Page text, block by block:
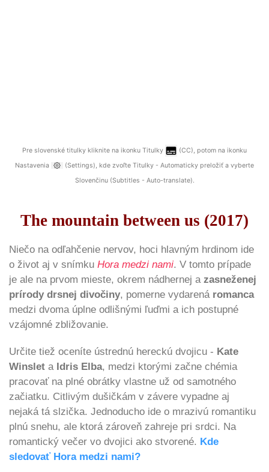
Pre slovenské titulky kliknite na ikonku Titulky
(CC), potom na ikonku
Nastavenia
(Settings), kde zvoľte Titulky - Automaticky preložiť a vyberte
Slovenčinu (Subtitles - Auto-translate).
The mountain between us (2017)
Niečo na odľahčenie nervov, hoci hlavným hrdinom ide
o život aj v snímku Hora medzi nami. V tomto prípade
je ale na prvom mieste, okrem nádhernej a zasneženej
prírody drsnej divočiny, pomerne vydarená romanca
medzi dvoma úplne odlišnými ľuďmi a ich postupné
vzájomné zbližovanie.
Určite tiež oceníte ústrednú hereckú dvojicu - Kate
Winslet a Idris Elba, medzi ktorými začne chémia
pracovať na plné obrátky vlastne už od samotného
začiatku. Citlivým dušičkám v závere vypadne aj
nejaká tá slzička. Jednoducho ide o mrazivú romantiku
plnú snehu, ale ktorá zároveň zahreje pri srdci. Na
romantický večer vo dvojici ako stvorené. Kde
sledovať Hora medzi nami?